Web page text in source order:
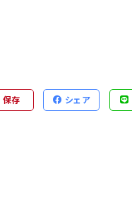
保存 シェア